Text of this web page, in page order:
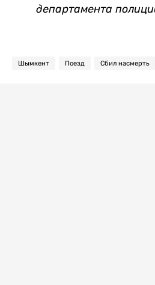
департамента
Шымкент Поезд Сбил насмерть